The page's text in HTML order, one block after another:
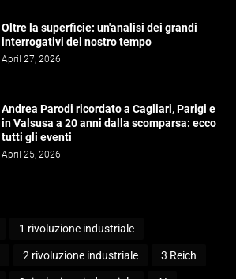
Oltre la superficie: un'analisi dei grandi
interrogativi del nostro tempo
April 27, 2026
Andrea Parodi ricordato a Cagliari, Parigi e
in Valsusa a 20 anni dalla scomparsa: ecco
tutti gli eventi
April 25, 2026
1 rivoluzione industriale
2 rivoluzione industriale 3 Reich